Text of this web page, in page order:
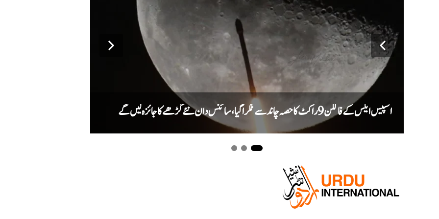
اسپیس ایکس کے فالکن 9 راکٹ کا حصہ چاند سے ٹکرا گیا، سائنس دان نئے گڑھے کا جائزہ لیں گے